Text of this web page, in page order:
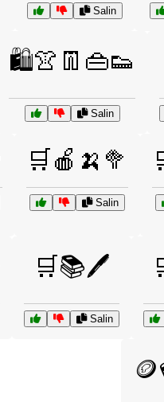
Salin
🛍️👚👖👜👟
Salin
🛒🍎🍌🥦
Salin
🛒📚🖊️
Salin